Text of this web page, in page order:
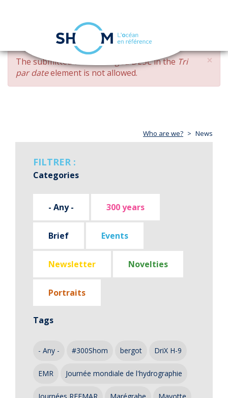
Skip
main
content
navigation
×
ERROR
MESSAGE
The submitted value changed DESCin the Tri
par dateelement is not allowed.
Who are we? News
FILTRER :
Categories
- Any - 300 years
Brief Events
Newsletter Novelties
Portraits
Tags
- Any - #300Shom bergot DriX H-9
EMR Journée mondiale de l'hydrographie